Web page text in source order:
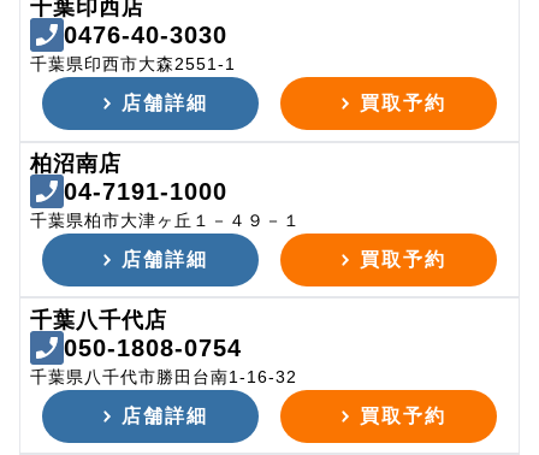
千葉印西店
0476-40-3030
千葉県印西市大森2551-1
店舗詳細 買取予約
柏沼南店
04-7191-1000
千葉県柏市大津ヶ丘１－４９－１
店舗詳細 買取予約
千葉八千代店
050-1808-0754
千葉県八千代市勝田台南1-16-32
店舗詳細 買取予約